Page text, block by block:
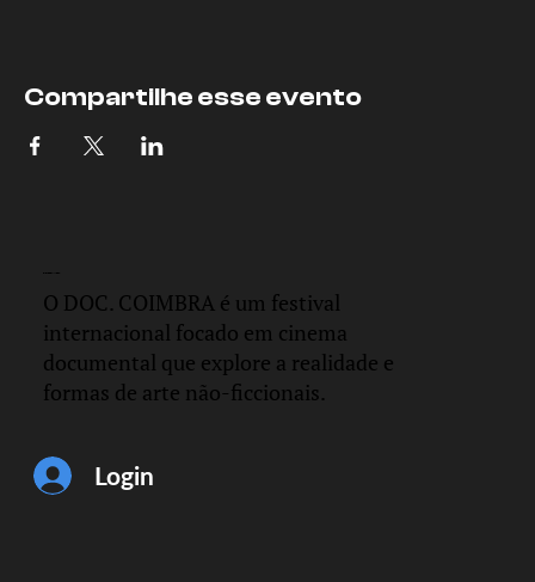
Compartilhe esse evento
O DOC. COIMBRA é um festival
internacional focado em cinema
documental que explore a realidade e
formas de arte não-ficcionais.
Login